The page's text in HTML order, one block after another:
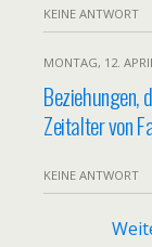
KEINE ANTWORT
MONTAG, 12.
Beziehungen,
Zeitalter von
KEINE ANTWORT